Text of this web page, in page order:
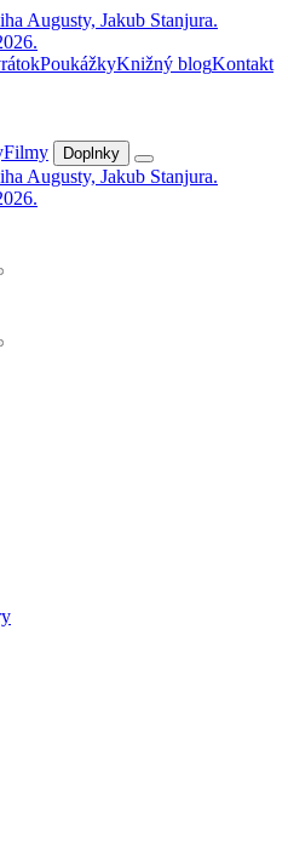
PoukážkyKnižný blogKontakt
Filmy Doplnky